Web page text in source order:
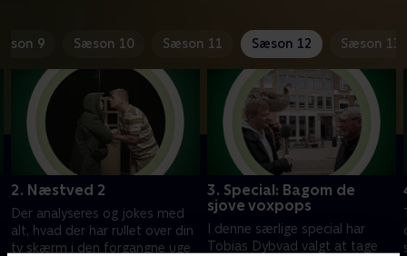
9 Sæson 10 Sæson 11 Sæson 12 Sæson 13
2. Næstved 2
Der analyseres og jokes med
alt, hvad der har rullet over din
tv skærm i den forgangne uge
3. Special: Bagom de
sjove voxpops
I denne særlige special har
Tobias Dybvad valgt at tage